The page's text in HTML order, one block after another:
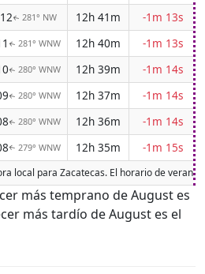
↑ 281° NW 12h 41m
-1m 13s
↑ 281° WNW 12h 40m
-1m 13s
↑ 280° WNW 12h 39m
-1m 14s
↑ 280° WNW 12h 37m
-1m 14s
↑ 280° WNW 12h 36m
-1m 14s
↑ 279° WNW 12h 35m -1m 15s
local para Zacatecas. El horario de
más temprano de August es
más tardío de August es el